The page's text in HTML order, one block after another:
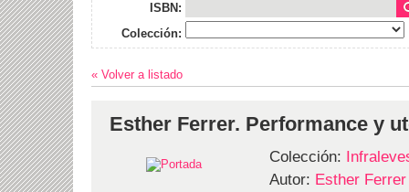
ISBN:
Colección:
« Volver a listado
Esther Ferrer. Performance y
Colección:
Autor: Esther Ferrer